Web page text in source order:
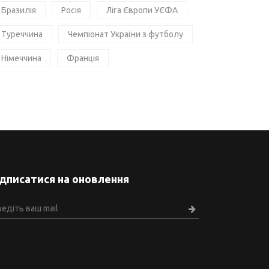
Бразилія Росія Ліга Європи УЄФА
Туреччина Чемпіонат України з футболу
Німеччина Франція
на оновлення